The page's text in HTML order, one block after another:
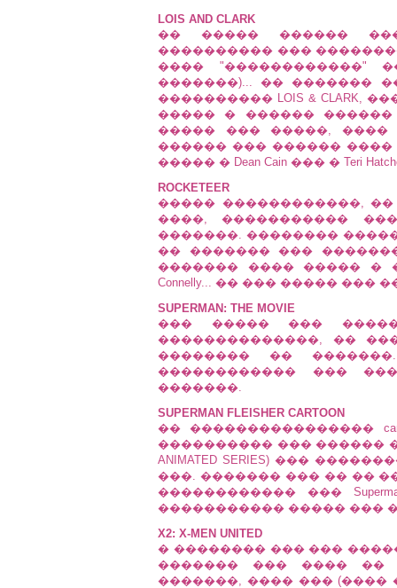
LOIS AND CLARK
�� ����� ������
���������� ���
���� "������������"
�������)... �� �������
���������� LOIS &
����� � ������
����� ��� �����, ����
������ ��� ������
����� � Dean Cain ��� � Teri
ROCKETEER
����� ������������, ��
����, �����������
�������. ��������
�� ������� ���
������� ���� ����� �
Connelly... �� ��� ����� ���
SUPERMAN: THE MOVIE
��� ����� ���
��������������, ��
�������� �� �������.
������������ ���
�������.
SUPERMAN FLEISHER CARTOON
�� ����������������
���������� ��� ������
ANIMATED SERIES) ���
���. ������� ��� �� ��
������������ ���
����������� ����� ���
X2: X-MEN UNITED
� �������� ��� ���
������� ��� ���� ��
�������, ���� ���